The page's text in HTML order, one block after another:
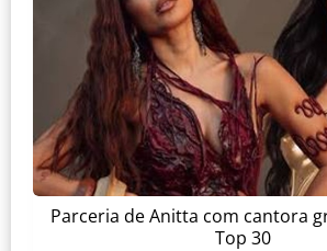
Parceria de Anitta com cantora
Top 30